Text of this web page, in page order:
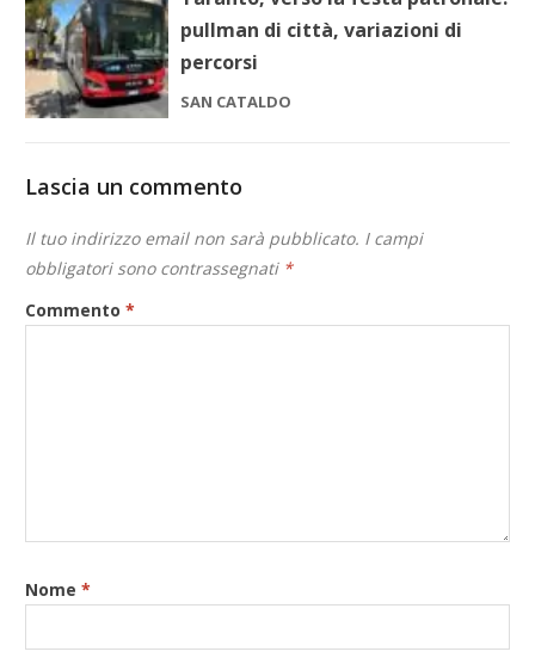
pullman di città, variazioni di
percorsi
SAN CATALDO
Lascia un commento
Il tuo indirizzo email non sarà pubblicato. I campi
obbligatori sono contrassegnati *
Commento*
Nome*